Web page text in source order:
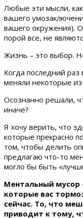
Любые эти мысли,
вашего
вашего окружения).
порой все, не
Жизнь – это выбор.
Когда последний
меняли некоторые из
Осознанно решали,
иначе?
Я хочу верить, что
которые прекрасно
том, чтобы делить
предлагаю что-то
могло бы быть
Ментальный мусор
которые вас
сейчас. То, что
приводит к тому,